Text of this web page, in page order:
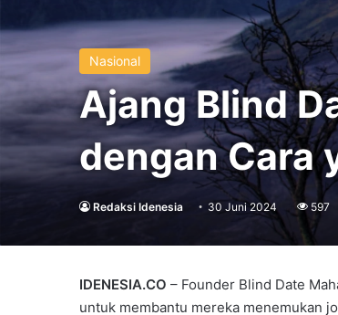
Nasional
Ajang Blind
dengan Cara
Redaksi Idenesia 30 Juni 2024 597
IDENESIA.CO – Founder Blind Date
untuk membantu mereka menemukan